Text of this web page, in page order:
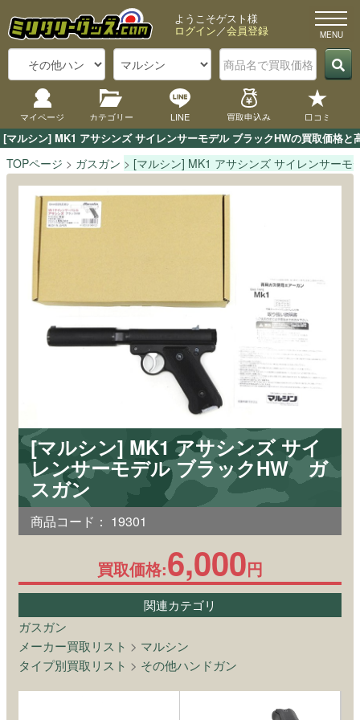
[マルシン] MK1 アサシンズ サイレンサーモデル ブラックHWの買取価格
ようこそゲスト様
ログイン／会員登録
マイページ カテゴリー LINE 買取申込み 口コミ
TOPページ ガスガン [マルシン] MK1 アサシンズ サイレンサーモ
[マルシン] MK1 アサシンズ サイ
レンサーモデル ブラックHW ガ
スガン
商品コード： 19301
買取価格:6,000円
関連カテゴリ
ガスガン
メーカー買取リスト > マルシン
タイプ別買取リスト > その他ハンドガン